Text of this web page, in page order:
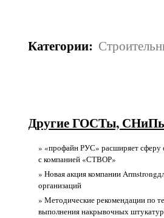
Категории:
Другие ГОСТы, СНиПы
» «профайн РУС» расширяет сферу
с компанией «СТВОР»
» Новая акция компании
организаций
» Методические рекомендации по
выполнения накрывочных